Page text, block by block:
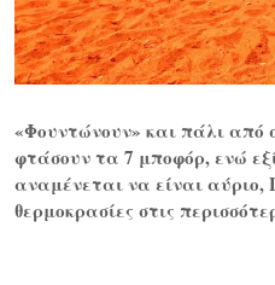
«Φουντώνουν» και πάλι από
φτάσουν τα 7 μποφόρ, ενώ
αναμένεται να είναι
θερμοκρασίες στις